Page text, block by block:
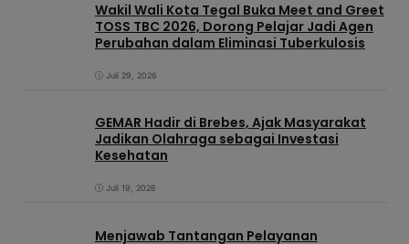
Wakil Wali Kota Tegal Buka Meet and Greet
TOSS TBC 2026, Dorong Pelajar Jadi Agen
Perubahan dalam Eliminasi Tuberkulosis
Juli 29, 2026
GEMAR Hadir di Brebes, Ajak Masyarakat
Jadikan Olahraga sebagai Investasi
Kesehatan
Juli 19, 2026
Menjawab Tantangan Pelayanan